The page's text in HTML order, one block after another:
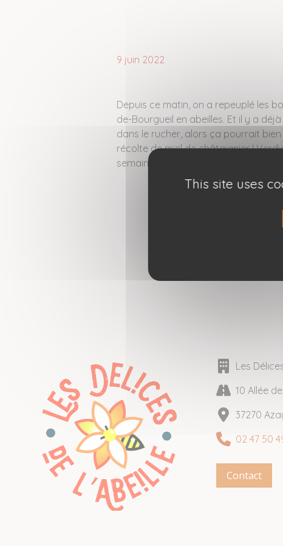
9 juin 2022
Depuis ce matin, on a repeuplé les
de-Bourgueil en abeilles. Et il y a
dans le rucher, alors ça pourrait
récolte de miel de châtaignier !
semaines.
Les
10 Allée
37270
02 47 50
Contact
This site uses